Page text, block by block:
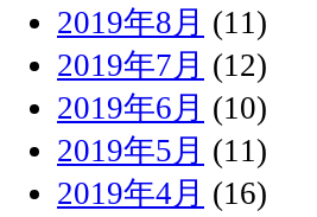
2019年8月 (11)
2019年7月 (12)
2019年6月 (10)
2019年5月 (11)
2019年4月 (16)